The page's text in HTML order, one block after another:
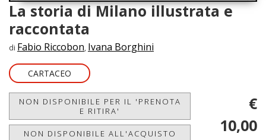
La storia di Milano illustrata e
raccontata
di Fabio Riccobon, Ivana Borghini
CARTACEO
NON DISPONIBILE PER IL 'PRENOTA
E RITIRA'
NON DISPONIBILE ALL'ACQUISTO
€
10,00